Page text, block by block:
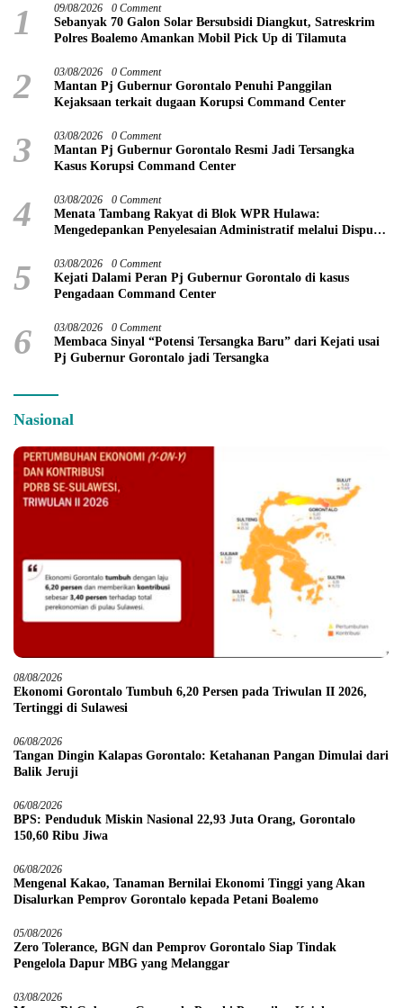
1 09/08/2026 0 Comment
Sebanyak 70 Galon Solar Bersubsidi Diangkut, Satreskrim
Polres Boalemo Amankan Mobil Pick Up di Tilamuta
2 03/08/2026 0 Comment
Mantan Pj Gubernur Gorontalo Penuhi Panggilan
Kejaksaan terkait dugaan Korupsi Command Center
3 03/08/2026 0 Comment
Mantan Pj Gubernur Gorontalo Resmi Jadi Tersangka
Kasus Korupsi Command Center
4 03/08/2026 0 Comment
Menata Tambang Rakyat di Blok WPR Hulawa:
Mengedepankan Penyelesaian Administratif melalui Dispute
5 03/08/2026 0 Comment
Kejati Dalami Peran Pj Gubernur Gorontalo di kasus
Pengadaan Command Center
6 03/08/2026 0 Comment
Membaca Sinyal “Potensi Tersangka Baru” dari Kejati usai
Pj Gubernur Gorontalo jadi Tersangka
Nasional
08/08/2026
Ekonomi Gorontalo Tumbuh 6,20 Persen pada Triwulan II 2026,
Tertinggi di Sulawesi
06/08/2026
Tangan Dingin Kalapas Gorontalo: Ketahanan Pangan Dimulai dari
Balik Jeruji
06/08/2026
BPS: Penduduk Miskin Nasional 22,93 Juta Orang, Gorontalo
150,60 Ribu Jiwa
06/08/2026
Mengenal Kakao, Tanaman Bernilai Ekonomi Tinggi yang Akan
Disalurkan Pemprov Gorontalo kepada Petani Boalemo
05/08/2026
Zero Tolerance, BGN dan Pemprov Gorontalo Siap Tindak
Pengelola Dapur MBG yang Melanggar
03/08/2026